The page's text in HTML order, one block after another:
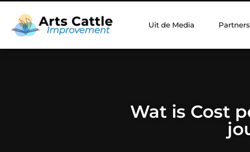
Uit de Media Partners
Wat is Cost